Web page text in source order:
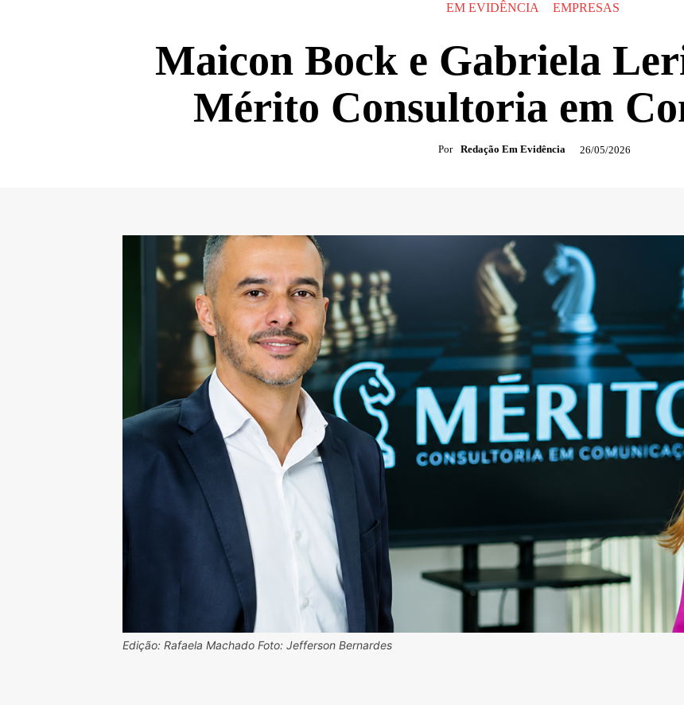
EM EVIDÊNCIA EMPRESAS
Maicon Bock e Gabriela
Mérito Consultoria em
Por Redação Em Evidência 26/05/2026
Edição: Rafaela Machado Foto: Jefferson Bernardes